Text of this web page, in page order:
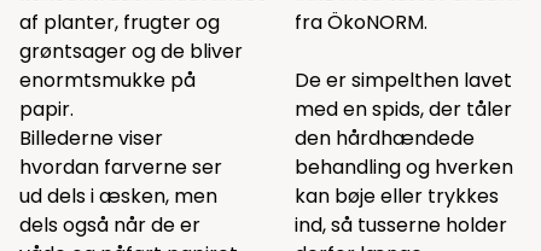
af planter, frugter og
grøntsager og de bliver
enormtsmukke på
papir.
Billederne viser
hvordan farverne ser
ud dels i æsken, men
dels også når de er
fra ÖkoNORM.
De er simpelthen lavet
med en spids, der tåler
den hårdhændede
behandling og hverken
kan bøje eller trykkes
ind, så tusserne holder